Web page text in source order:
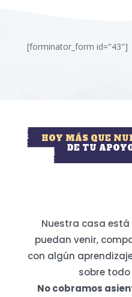
[forminator_form id="43"]
HOY MÁS QUE
DE TU
Nuestra casa
puedan venir,
con algún
sobre
No cobramos